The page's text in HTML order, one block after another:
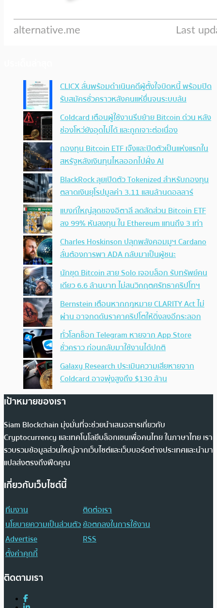
CLICX ลั่นพร้อมดำเนินคดีผู้ตั้งใจบิดหนี้ พร้อมปิด
รับสมัครชั่วคราวหลังคนแห่ยื่นจนระบบล้น
Coldcard เตือนผู้ใช้งานรีบย้าย Bitcoin ด่วน หลัง
ช่องโหว่ยังอุดไม่ได้ และถูกเจาะต่อเนื่อง
กองทุน Bitcoin ETF เจ๊งและปิดตัวเป็นแห่งแรกใน
สหรัฐหลังเงินทุนไหลออกไปฝั่ง AI
BlackRock ลุยเปิดตัว Tokenized สำหรับกองทุน
ตลาดเงินยุโรปมูลค่า 3.11 แสนล้านดอลลาร์
แบงก์ใหญ่สุดของอิตาลี ลดสัดส่วน Bitcoin ETF
ลง 99% หันลงทุน ใน Ethereum แทนถึง 3 เท่า
Charles Hoskinson ปลุกพลังคอมมูฯ Cardano
ลั่นต้องการพา ADA กลับมาเป็นผู้ชนะ
นักขุด Bitcoin สาย Solo เจอบล็อก รับทรัพย์คน
เดียว 6.6 ล้านบาท ไม่สนวิกฤตศรัทธาคริปโทฯ
Bernstein เตือนหากกฎหมาย CLARITY Act ไม่
ผ่าน อาจกดดันราคาคริปโตให้ดิ่งลงอีกระลอก
ทั่วโลกช็อก Telegram หายจาก App Store
ชั่วคราว ก่อนกลับมาใช้งานได้ปกติ
Galaxy Research ประเมินความเสียหายจาก
Coldcard อาจพุ่งสูงถึง $130 ล้าน
เป้าหมายของเรา
Siam Blockchain มุ่งมั่นที่จะช่วยนำเสนอสารเกี่ยวกับ
Cryptocurrency และเทคโนโลยีบล็อกเชนเพื่อคนไทย ในภาษาไทย เรา
รวบรวมข้อมูลส่วนใหญ่จากเว็บไซต์และเว็บบอร์ดต่างประเทศและนำมา
แปลส่งตรงถึงฟีดคุณ
เกี่ยวกับเว็บไซต์นี้
ทีมงาน
ติดต่อเรา
นโยบายความเป็นส่วนตัวข้อตกลงในการใช้งาน
Advertise
RSS
ตั้งค่าคุกกี้
ติดตามเรา